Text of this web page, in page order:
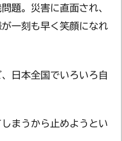
題。災害に直面され、
一刻も早く笑顔になれ
日本全国でいろいろ自
まうから止めようとい